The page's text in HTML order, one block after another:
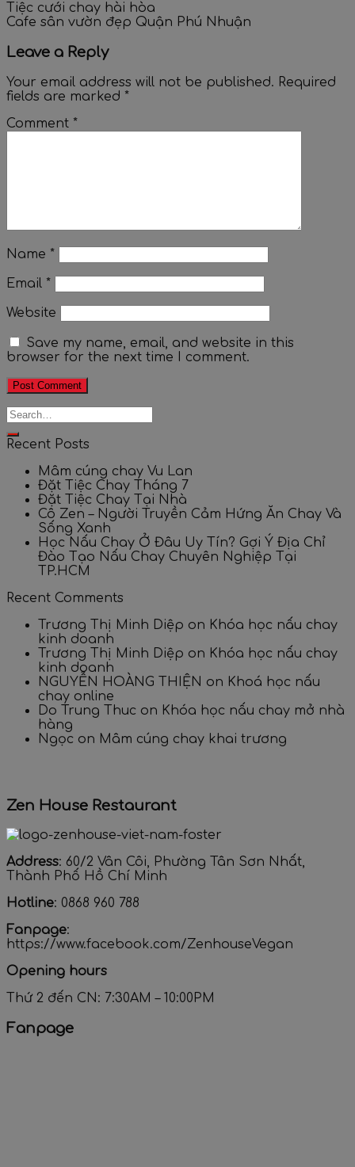
Tiệc cưới chay hài hòa
Cafe sân vườn đẹp Quận Phú Nhuận
Leave a Reply
Your email address will not be published. Required
fields are marked *
Comment *
Name *
Email *
Website
Save my name, email, and website in this
browser for the next time I comment.
Recent Posts
Mâm cúng chay Vu Lan
Đặt Tiệc Chay Tháng 7
Đặt Tiệc Chay Tại Nhà
Cô Zen – Người Truyền Cảm Hứng Ăn Chay Và
Sống Xanh
Học Nấu Chay Ở Đâu Uy Tín? Gợi Ý Địa Chỉ
Đào Tạo Nấu Chay Chuyên Nghiệp Tại
TP.HCM
Recent Comments
Trương Thị Minh Diệp on Khóa học nấu chay
kinh doanh
Trương Thị Minh Diệp on Khóa học nấu chay
kinh doanh
NGUYỄN HOÀNG THIỆN on Khoá học nấu
chay online
Do Trung Thuc on Khóa học nấu chay mở nhà
hàng
Ngọc on Mâm cúng chay khai trương
Zen House Restaurant
Address: 60/2 Vân Côi, Phường Tân Sơn Nhất,
Thành Phố Hồ Chí Minh
Hotline: 0868 960 788
Fanpage:
https://www.facebook.com/ZenhouseVegan
Opening hours
Thứ 2 đến CN: 7:30AM – 10:00PM
Fanpage